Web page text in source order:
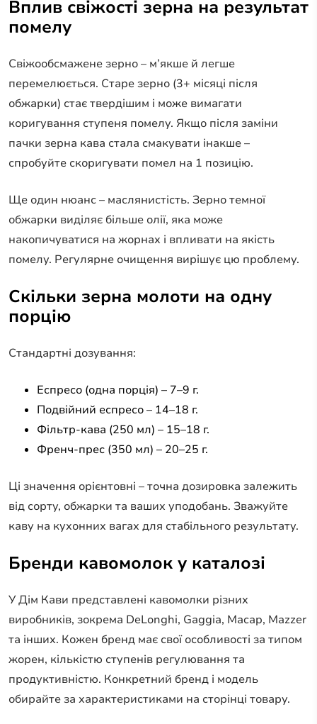
Вплив свіжості зерна на результат
помелу
Свіжообсмажене зерно – м’якше й легше
перемелюється. Старе зерно (3+ місяці після
обжарки) стає твердішим і може вимагати
коригування ступеня помелу. Якщо після заміни
пачки зерна кава стала смакувати інакше –
спробуйте скоригувати помел на 1 позицію.
Ще один нюанс – маслянистість. Зерно темної
обжарки виділяє більше олії, яка може
накопичуватися на жорнах і впливати на якість
помелу. Регулярне очищення вирішує цю проблему.
Скільки зерна молоти на одну
порцію
Стандартні дозування:
Еспресо (одна порція) – 7–9 г.
Подвійний еспресо – 14–18 г.
Фільтр-кава (250 мл) – 15–18 г.
Френч-прес (350 мл) – 20–25 г.
Ці значення орієнтовні – точна дозировка залежить
від сорту, обжарки та ваших уподобань. Зважуйте
каву на кухонних вагах для стабільного результату.
Бренди кавомолок у каталозі
У Дім Кави представлені кавомолки різних
виробників, зокрема DeLonghi, Gaggia, Macap, Mazzer
та інших. Кожен бренд має свої особливості за типом
жорен, кількістю ступенів регулювання та
продуктивністю. Конкретний бренд і модель
обирайте за характеристиками на сторінці товару.